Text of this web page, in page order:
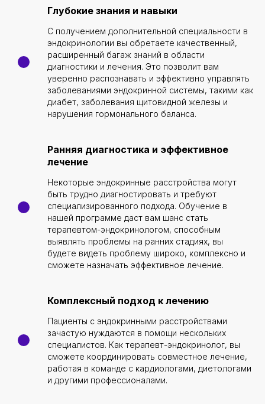
Глубокие знания и навыки
С получением дополнительной специальности в
эндокринологии вы обретаете качественный,
расширенный багаж знаний в области
диагностики и лечения. Это позволит вам
уверенно распознавать и эффективно управлять
заболеваниями эндокринной системы, такими как
диабет, заболевания щитовидной железы и
нарушения гормонального баланса.
Ранняя диагностика и эффективное
лечение
Некоторые эндокринные расстройства могут
быть трудно диагностировать и требуют
специализированного подхода. Обучение в
нашей программе даст вам шанс стать
терапевтом-эндокринологом, способным
выявлять проблемы на ранних стадиях, вы
будете видеть проблему широко, комплексно и
сможете назначать эффективное лечение.
Комплексный подход к лечению
Пациенты с эндокринными расстройствами
зачастую нуждаются в помощи нескольких
специалистов. Как терапевт-эндокринолог, вы
сможете координировать совместное лечение,
работая в команде с кардиологами, диетологами
и другими профессионалами.